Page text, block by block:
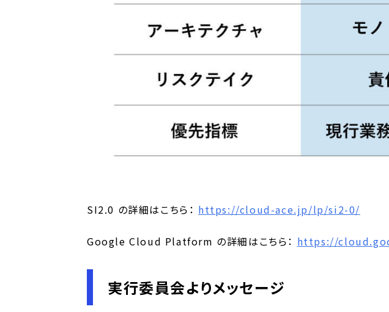
SI2.0 の詳細はこちら： https://cloud-ace.jp/lp/si2-0/
Google Cloud Platform の詳細はこちら： https://
実行委員会よりメッセージ